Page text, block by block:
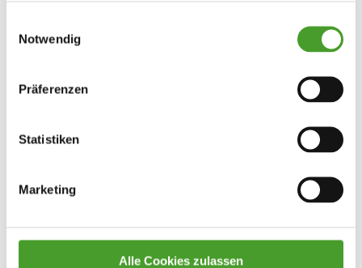
Notwendig
Präferenzen
Statistiken
Marketing
Alle Cookies zulassen